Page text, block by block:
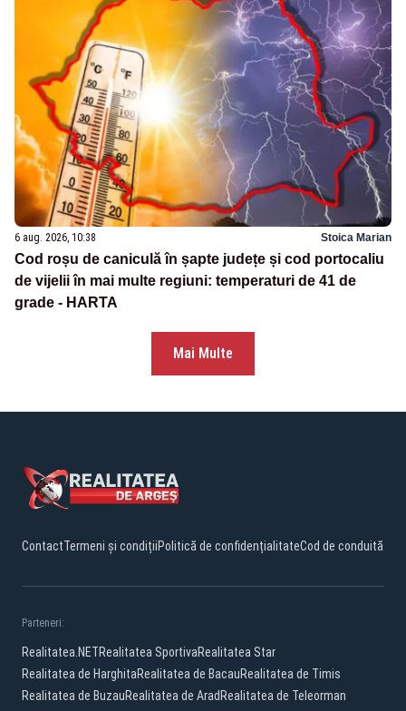
6 aug. 2026, 10:38 Stoica Marian
Cod roșu de caniculă în șapte județe și cod portocaliu
de vijelii în mai multe regiuni: temperaturi de 41 de
grade - HARTA
Mai Multe
ContactTermeni și condițiiPolitică de confidențialitateCod de conduită
Parteneri:
Realitatea.NETRealitatea SportivaRealitatea Star
Realitatea de HarghitaRealitatea de BacauRealitatea de Timis
Realitatea de BuzauRealitatea de Arad Realitatea de Teleorman